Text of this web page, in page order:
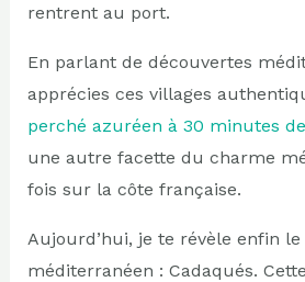
rentrent au port.
En parlant de découvertes
apprécies ces villages
perché azuréen à 30 minutes
une autre facette du charme
fois sur la côte française.
Aujourd’hui, je te révèle enfin
méditerranéen : Cadaqués.